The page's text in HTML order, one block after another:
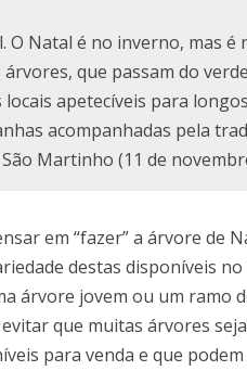
O Natal é no inverno, mas
árvores, que passam do
apetecíveis para
acompanhadas pela
Martinho (11 de
em “fazer” a árvore
destas disponíveis
árvore jovem ou um
que muitas árvores
para venda e que